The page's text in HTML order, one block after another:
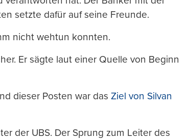
setzte dafür auf seine Freunde.
nicht wehtun konnten.
Er sägte laut einer Quelle von Beginn
dieser Posten war das Ziel von Silvan
der UBS. Der Sprung zum Leiter des